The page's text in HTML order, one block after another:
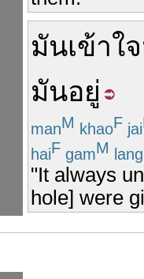
มันเข้าใจ
มันอยู่
manM khaoF jai
haiF gamM lang
"It always
hole] were